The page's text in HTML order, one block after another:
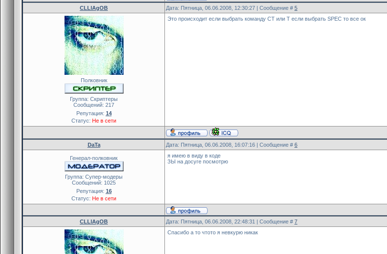
CLLlAgOB Дата: Пятница, 06.06.2008, 12:30:27 | Сообщение # 5
Полковник
Группа: Скриптеры
Сообщений: 217
Репутация: 14
Статус: Не в сети
Это происходит если выбрать команду CT или T если выбрать SPEC то все ок
DaTa Дата: Пятница, 06.06.2008, 16:07:16 | Сообщение # 6
Генерал-полковник
Группа: Cупер-модеры
Сообщений: 1025
Репутация: 16
Статус: Не в сети
я имею в виду в коде
ЗЫ на досуге посмотрю
CLLlAgOB Дата: Пятница, 06.06.2008, 22:48:31 | Сообщение # 7
Спасибо а то чтото я невкурю никак